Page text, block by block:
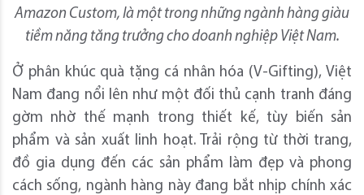
Amazon Custom, là một trong những ngành hàng giàu
tiềm năng tăng trưởng cho doanh nghiệp Việt Nam.
Ở phân khúc quà tặng cá nhân hóa (V-Gifting), Việt
Nam đang nổi lên như một đối thủ cạnh tranh đáng
gờm nhờ thế mạnh trong thiết kế, tùy biến sản
phẩm và sản xuất linh hoạt. Trải rộng từ thời trang,
đồ gia dụng đến các sản phẩm làm đẹp và phong
cách sống, ngành hàng này đang bắt nhịp chính xác